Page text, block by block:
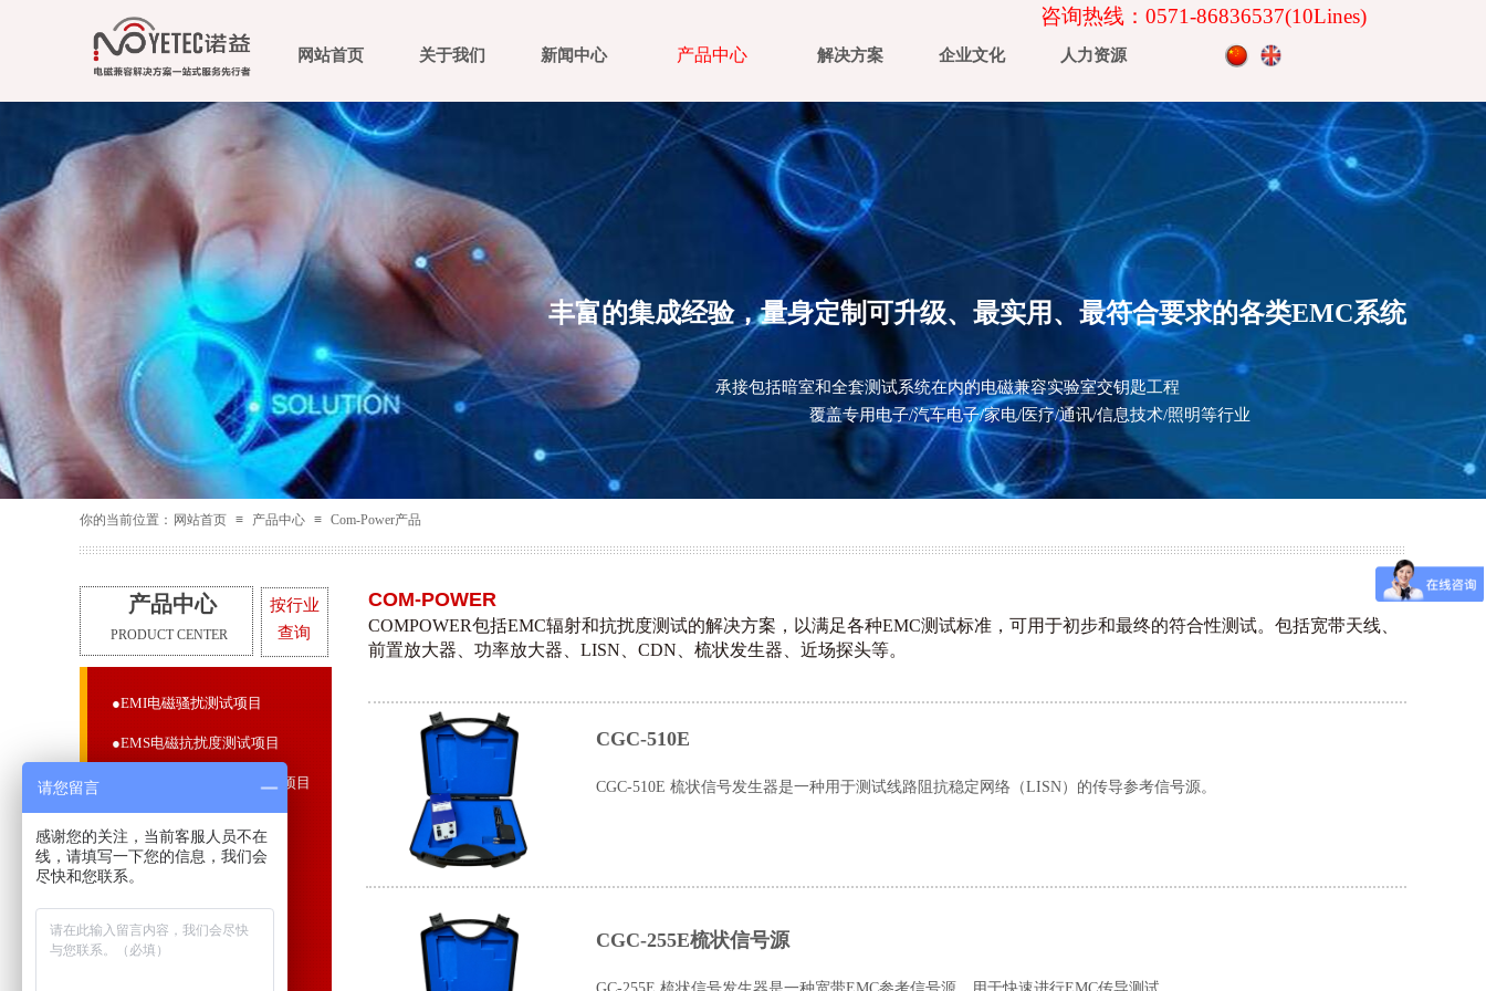
网站首页 关于我们 新闻中心 产品中心 解决方案 企业文化 人力资源
咨询热线：0571-86836537(10Lines)
丰富的集成经验，量身定制可升级、最实用、最符合要求的各类EMC系统
承接包括暗室和全套测试系统在内的电磁兼容实验室交钥匙工程
覆盖专用电子/汽车电子/家电/医疗/通讯/信息技术/照明等行业
你的当前位置： 网站首页 ≡ 产品中心 ≡ Com-Power产品
COM-POWER
COMPOWER包括EMC辐射和抗扰度测试的解决方案，以满足各种EMC测试标准，可用于初步和最终的符合性测试。包括宽带天线、
前置放大器、功率放大器
LISN、CDN 梳状发生器、近场探头等。
产品中心
按行业
查询
PRODUCT CENTER
●EMI电磁骚扰测试项目
●EMS电磁抗扰度测试项目
●整车及汽车电子EMC测试项目
●集成电路EMC测试项目
●电波暗室
CGC-510E
CGC-510E 梳状信号发生器是一种用于测试线路阻抗稳定网络（LISN）的传导参考信号源。
CGC-255E梳状信号源
请您留言
感谢您的关注，当前客服人员不在
线，请填写一下您的信息，我们会
尽快和您联系。